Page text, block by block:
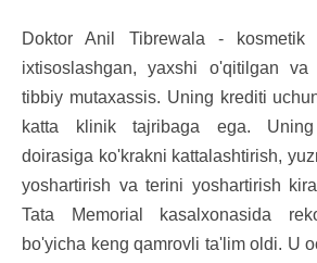
Doktor Anil Tibrewala - kosmetik
ixtisoslashgan, yaxshi o'qitilgan va
tibbiy mutaxassis. Uning krediti
katta klinik tajribaga ega.
doirasiga ko'krakni kattalashtirish,
yoshartirish va terini yoshartirish
Tata Memorial kasalxonasida
bo'yicha keng qamrovli ta'lim oldi. U